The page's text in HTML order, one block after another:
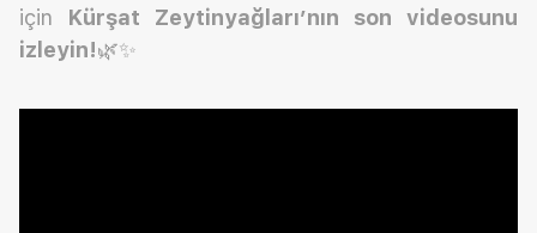
için Kürşat Zeytinyağları’nın son videosunu
izleyin!🌿✨